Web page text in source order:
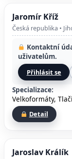
Jaromír Kříž
Česká republika •
Kontaktní
uživatelům.
Přihlásit se
Specializace:
Velkoformáty,
Detail
Jaroslav Králík